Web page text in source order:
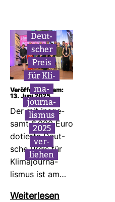
Deut­
scher
Preis
für Kli­
ma­
jour­na­
lismus
2025
ver­
liehen
Veröffentlicht am:
13. Juni 2025
Der mit ins­ge­
samt 6.000 Euro
dotierte Deut­
sche Preis für
Kli­ma­jour­na­
lismus ist am…
Wei­ter­lesen